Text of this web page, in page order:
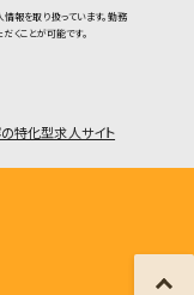
報を取り扱っています。勤務
くことが可能です。
の特化型求人サイト